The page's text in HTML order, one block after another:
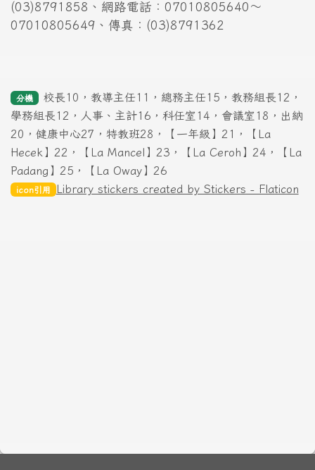
(03)8791858、網路電話：07010805640～
07010805649、傳真：(03)8791362
分機
校長10，教導主任11，總務主任15，教務組長12，
學務組長12，人事、主計16，科任室14，會議室18，出納
20，健康中心27，特教班28，【一年級】21，【La
Hecek】22，【La Mancel】23，【La Ceroh】24，【La
Padang】25，【La Oway】26
icon引用 Library stickers created by Stickers - Flaticon